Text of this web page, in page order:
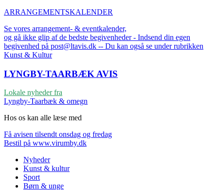
ARRANGEMENTSKALENDER
Se vores arrangement- & eventkalender,
og gå ikke glip af de bedste begivenheder - Indsend din egen
begivenhed på post@ltavis.dk -- Du kan også se under rubrikken
Kunst & Kultur
LYNGBY-TAARBÆK AVIS
Lokale nyheder fra
Lyngby-Taarbæk & omegn
Hos os kan alle læse med
Få avisen tilsendt onsdag og fredag
Bestil på www.virumby.dk
Nyheder
Kunst & kultur
Sport
Børn & unge